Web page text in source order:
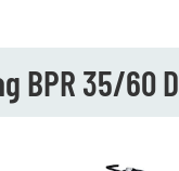
BPR 35/60 D